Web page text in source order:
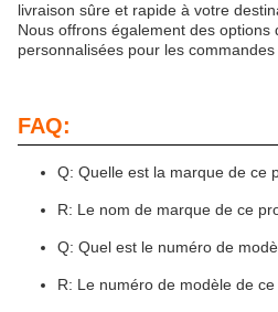
livraison sûre et rapide à votre
Nous offrons également des options
personnalisées pour les commandes
FAQ:
Q: Quelle est la marque de ce
R: Le nom de marque de ce
Q: Quel est le numéro de
R: Le numéro de modèle de